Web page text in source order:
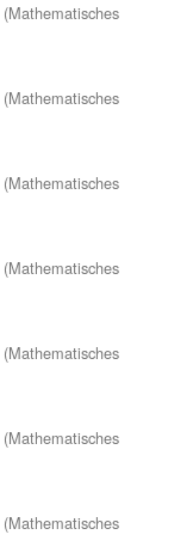
(Mathematisches
(Mathematisches
(Mathematisches
(Mathematisches
(Mathematisches
(Mathematisches
(Mathematisches